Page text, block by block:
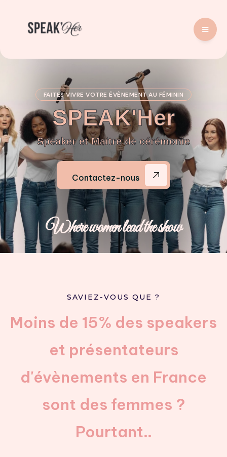
FAITES VIVRE VOTRE ÉVÈNEMENT AU FÉMININ
SPEAK'Her
Speaker et Maitre de cérémonie
Contactez-nous
Where women lead the show
SAVIEZ-VOUS QUE ?
Moins de 15% des speakers
et présentateurs
d'évènements en France
sont des femmes ?
Pourtant..